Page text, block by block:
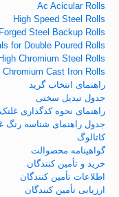
Ac Acicular Rolls
High Speed Steel Rolls
Forged Steel Backup Rolls
for Double Poured Rolls
Chromium Steel Rolls
Chromium Cast Iron Rolls
راهنمای انتخاب گرید
جدول تبدیل سختی
راهنمای نحوه کدگذاری
جدول راهنمای شناسه رنگ
کاتالوگ
گواهینامه محصوالت
خرید و تأمین کنندگان
اطلاعات تأمین کنندگان
ارزیابی تأمین کنندگان